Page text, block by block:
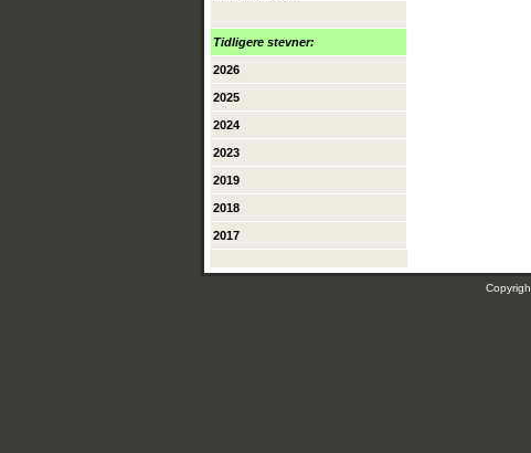
Tidligere stevner:
2026
2025
2024
2023
2019
2018
2017